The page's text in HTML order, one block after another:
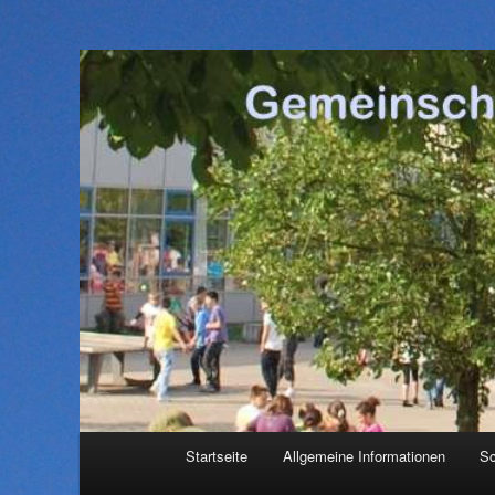
Zum
Startseite Allgemeine Informationen